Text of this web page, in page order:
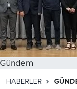
Gündem
HABERLER
Sağlık
Spor
Turizm